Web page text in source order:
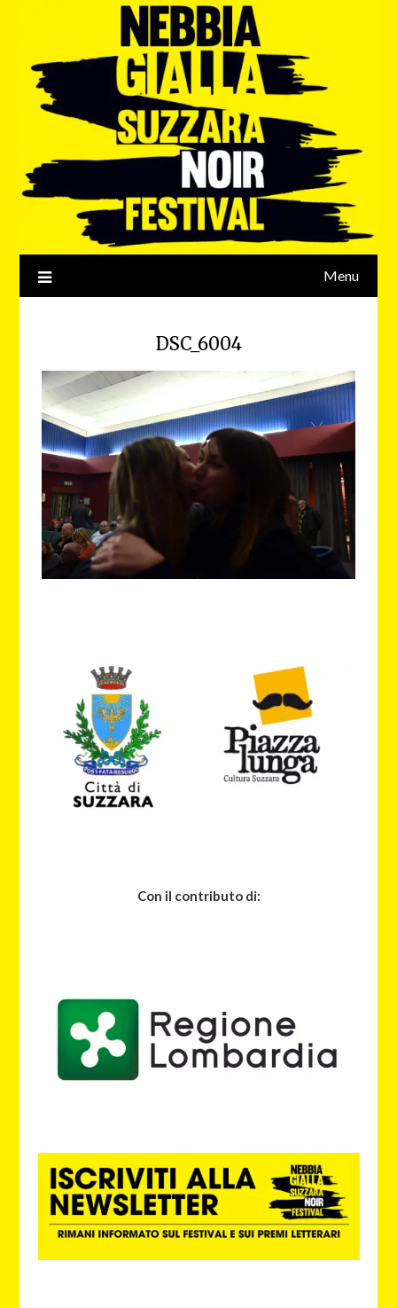
Menu
DSC_6004
Con il contributo di: